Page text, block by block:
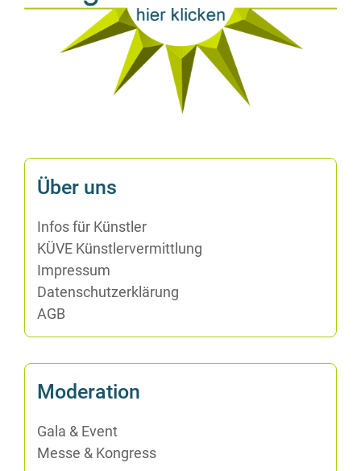
Über uns
In­fos für Künstler
KÜVE Künst­ler­ver­mitt­lung
Im­pres­sum
Da­ten­schutz­er­klä­rung
AGB
Mo­de­ra­ti­on
Ga­la & Event
Mes­se & Kongress